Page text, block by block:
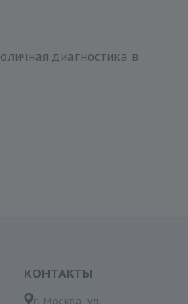
диагностика в
КОНТАКТЫ
г. Москва, ул.